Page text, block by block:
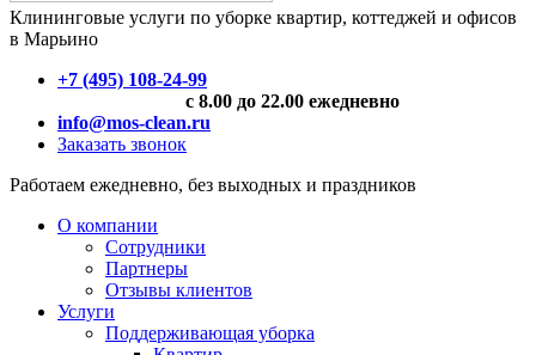
Клининговые услуги по уборке квартир, коттеджей и офисов
в Марьино
+7 (495) 108-24-99
с 8.00 до 22.00 ежедневно
info@mos-clean.ru
Заказать звонок
Работаем ежедневно, без выходных и праздников
О компании
Сотрудники
Партнеры
Отзывы клиентов
Услуги
Поддерживающая уборка